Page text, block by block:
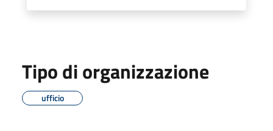
Tipo di organizzazione
ufficio